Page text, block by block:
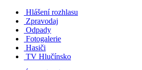
Hlášení rozhlasu
Zpravodaj
Odpady
Fotogalerie
Hasiči
TV Hlučínsko